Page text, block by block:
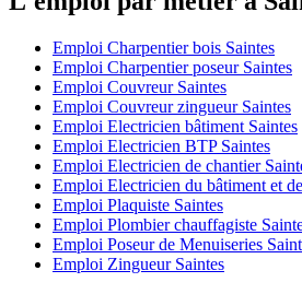
Emploi Charpentier bois Saintes
Emploi Charpentier poseur Saintes
Emploi Couvreur Saintes
Emploi Couvreur zingueur Saintes
Emploi Electricien bâtiment Saintes
Emploi Electricien BTP Saintes
Emploi Electricien de chantier
Emploi Electricien du bâtiment et
Emploi Plaquiste Saintes
Emploi Plombier chauffagiste
Emploi Poseur de Menuiseries
Emploi Zingueur Saintes